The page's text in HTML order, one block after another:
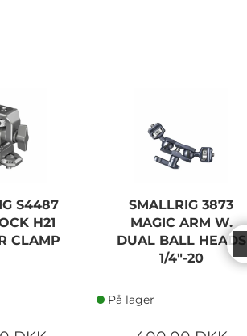
S4487
H21
CLAMP
SMALLRIG 3873
MAGIC ARM W.
DUAL BALL HEADS
1/4"-20
På lager